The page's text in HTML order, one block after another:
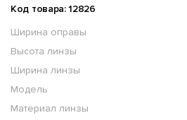
Код товара: 12826
Ширина оправы
Высота линзы
Ширина линзы
Модель
Материал линзы